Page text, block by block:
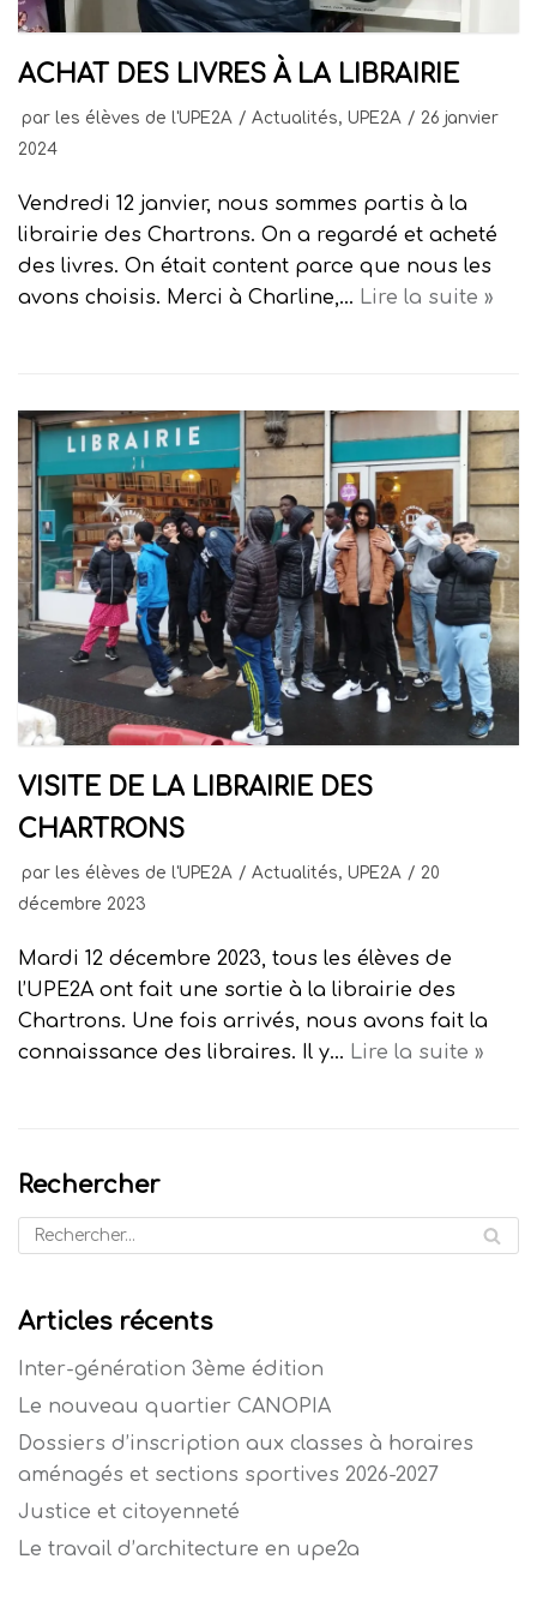
ACHAT DES LIVRES À LA LIBRAIRIE
par les élèves de l'UPE2A Actualités, UPE2A
26 janvier
2024
Vendredi 12 janvier, nous sommes partis à la
librairie des Chartrons. On a regardé et acheté
des livres. On était content parce que nous les
avons choisis. Merci à Charline,… Lire la suite »
VISITE DE LA LIBRAIRIE DES
CHARTRONS
par les élèves de l'UPE2A Actualités, UPE2A
20
décembre 2023
Mardi 12 décembre 2023, tous les élèves de
l’UPE2A ont fait une sortie à la librairie des
Chartrons. Une fois arrivés, nous avons fait la
connaissance des libraires. Il y… Lire la suite »
Rechercher
Articles récents
Inter-génération 3ème édition
Le nouveau quartier CANOPIA
Dossiers d’inscription aux classes à horaires
aménagés et sections sportives 2026-2027
Justice et citoyenneté
Le travail d’architecture en upe2a